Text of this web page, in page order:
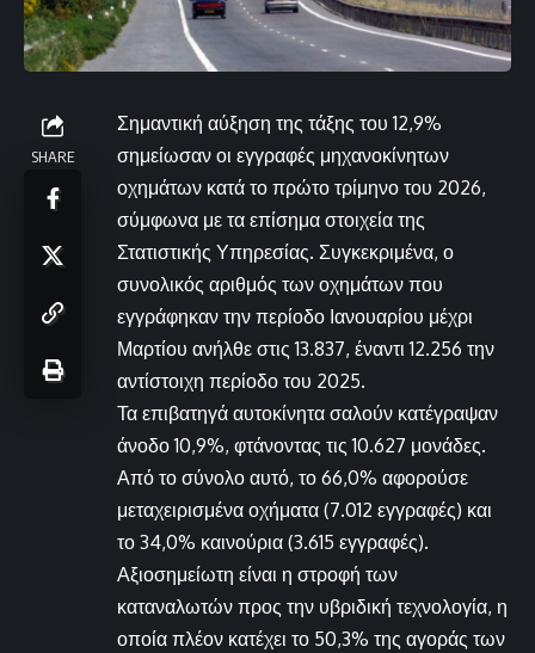
SHARE
Σημαντική αύξηση της τάξης του 12,9%
σημείωσαν οι εγγραφές μηχανοκίνητων
οχημάτων κατά το πρώτο τρίμηνο του 2026,
σύμφωνα με τα επίσημα στοιχεία της
Στατιστικής Υπηρεσίας. Συγκεκριμένα, ο
συνολικός αριθμός των οχημάτων που
εγγράφηκαν την περίοδο Ιανουαρίου μέχρι
Μαρτίου ανήλθε στις 13.837, έναντι 12.256 την
αντίστοιχη περίοδο του 2025.
Τα επιβατηγά αυτοκίνητα σαλούν κατέγραψαν
άνοδο 10,9%, φτάνοντας τις 10.627 μονάδες.
Από το σύνολο αυτό, το 66,0% αφορούσε
μεταχειρισμένα οχήματα (7.012 εγγραφές) και
το 34,0% καινούρια (3.615 εγγραφές).
Αξιοσημείωτη είναι η στροφή των
καταναλωτών προς την υβριδική τεχνολογία, η
οποία πλέον κατέχει το 50,3% της αγοράς των